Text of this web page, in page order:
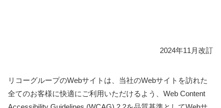
2024年11月改訂
リコーグループのWebサイトは、当社のWebサイトを訪れた
全てのお客様に快適にご利用いただけるよう、Web Content